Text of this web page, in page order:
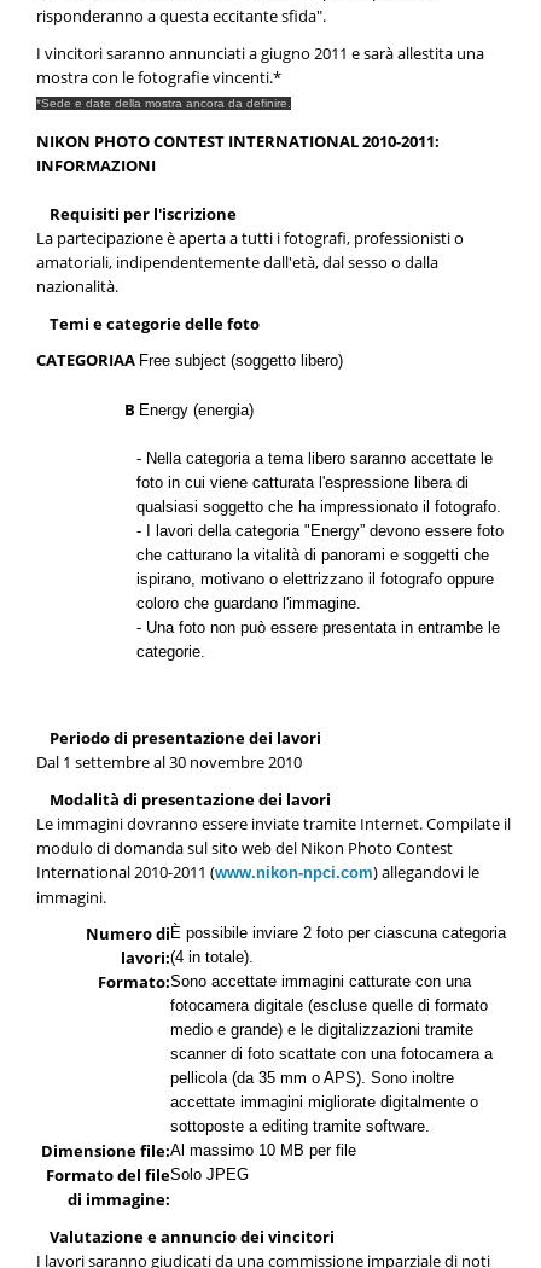
risponderanno a questa eccitante sfida".
I vincitori saranno annunciati a giugno 2011 e sarà allestita una
mostra con le fotografie vincenti.*
*Sede e date della mostra ancora da definire.
NIKON PHOTO CONTEST INTERNATIONAL 2010-2011:
INFORMAZIONI
Requisiti per l'iscrizione
La partecipazione è aperta a tutti i fotografi, professionisti o
amatoriali, indipendentemente dall'età, dal sesso o dalla
nazionalità.
Temi e categorie delle foto
CATEGORIAA Free subject (soggetto libero)
B Energy (energia)
- Nella categoria a tema libero saranno accettate le
foto in cui viene catturata l'espressione libera di
qualsiasi soggetto che ha impressionato il fotografo.
- I lavori della categoria "Energy” devono essere foto
che catturano la vitalità di panorami e soggetti che
ispirano, motivano o elettrizzano il fotografo oppure
coloro che guardano l'immagine.
- Una foto non può essere presentata in entrambe le
categorie.
Periodo di presentazione dei lavori
Dal 1 settembre al 30 novembre 2010
Modalità di presentazione dei lavori
Le immagini dovranno essere inviate tramite Internet. Compilate il
modulo di domanda sul sito web del Nikon Photo Contest
International 2010-2011 (www.nikon-npci.com) allegandovi le
immagini.
Numero di
lavori:
È possibile inviare 2 foto per ciascuna categoria
(4 in totale).
Formato:Sono accettate immagini catturate con una
fotocamera digitale (escluse quelle di formato
medio e grande) e le digitalizzazioni tramite
scanner di foto scattate con una fotocamera a
pellicola (da 35 mm o APS). Sono inoltre
accettate immagini migliorate digitalmente o
sottoposte a editing tramite software.
Dimensione file:Al massimo 10 MB per file
Formato del file
di immagine:
Solo JPEG
Valutazione e annuncio dei vincitori
I lavori saranno giudicati da una commissione imparziale di noti